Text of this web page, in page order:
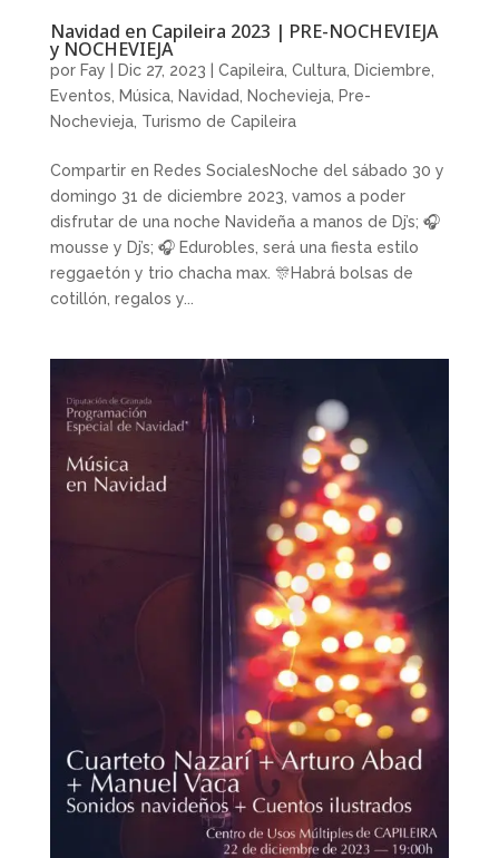
Navidad en Capileira 2023 | PRE-NOCHEVIEJA
y NOCHEVIEJA
por Fay Dic 27, 2023 Capileira, Cultura, Diciembre
Eventos
Música, Navidad Nochevieja, Pre-
Nochevieja, Turismo de Capileira
Compartir en Redes SocialesNoche del sábado 30 y
domingo 31 de diciembre 2023, vamos a poder
disfrutar de una noche Navideña a manos de Dj’s; 🎧
mousse y Dj’s; 🎧 Edurobles, será una fiesta estilo
reggaetón y trio chacha max. 🎊Habrá bolsas de
cotillón, regalos y...